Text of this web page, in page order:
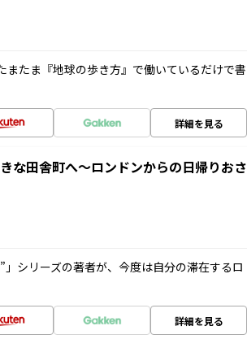
たま『地球の歩き方』で働いているだけで書
詳細を見る
な田舎町へ～ロンドンからの日帰りおさ
シリーズの著者が、今度は自分の滞在するロ
詳細を見る